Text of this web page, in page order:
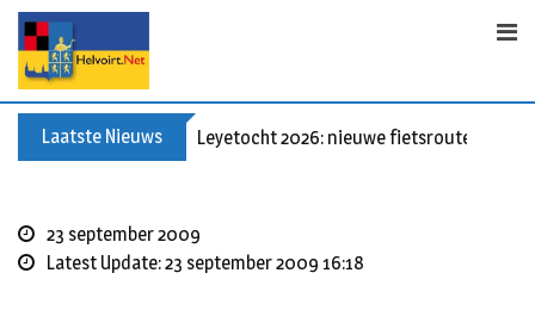
Skip
content
Laatste Nieuws Leyetocht 2026: nieuwe fietsroutes
23 september 2009
Latest Update: 23 september 2009 16:18